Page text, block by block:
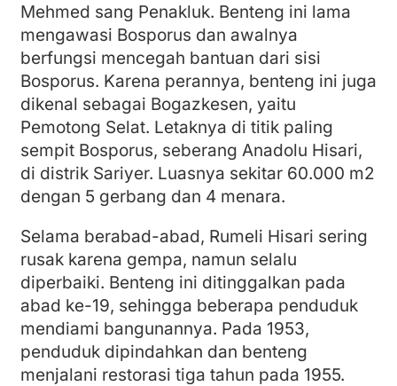
Mehmed sang Penakluk. Benteng ini lama
mengawasi Bosporus dan awalnya
berfungsi mencegah bantuan dari sisi
Bosporus. Karena perannya, benteng ini juga
dikenal sebagai Bogazkesen, yaitu
Pemotong Selat. Letaknya di titik paling
sempit Bosporus, seberang Anadolu Hisari,
di distrik Sariyer. Luasnya sekitar 60.000 m2
dengan 5 gerbang dan 4 menara.
Selama berabad-abad, Rumeli Hisari sering
rusak karena gempa, namun selalu
diperbaiki. Benteng ini ditinggalkan pada
abad ke-19, sehingga beberapa penduduk
mendiami bangunannya. Pada 1953,
penduduk dipindahkan dan benteng
menjalani restorasi tiga tahun pada 1955.